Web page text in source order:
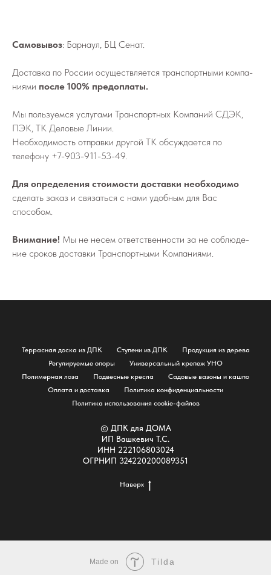
Самовывоз: Барнаул, БЦ Сенат.
До­став­ка по России осу­ществ­ля­ет­ся транс­порт­ны­ми ком­па­
ни­я­ми после 100% предоплаты.
Мы поль­зу­ем­ся услу­га­ми Транс­порт­ных Ком­па­ний СДЭК,
ПЭК, ТК Деловые Линии.
Не­об­хо­ди­мо­сть от­прав­ки дру­гой ТК об­суж­да­ет­ся по
телефону +7-903-911-53-49.
Для определения стоимости доставки необходимо
сделать заказ и связаться с нами удобным для Вас
способом.
Внимание! Мы не не­сем от­вет­ствен­но­сти за не со­блю­де­
ние сро­ков до­став­ки Транс­порт­ны­ми Ком­па­ни­я­ми.
Террасная доска из ДПК Ступени из ДПК
Продукция из дерева
Регулируемые опоры
Универсальный крепеж УНО
Полимерная лоза
Подвесные кресла
Садовые вазоны и кашпо
Оплата и доставка
Политика конфиденциальности
Политика использования cookie-файлов
© ДПК для ДОМА
ИП Вашкевич Т.С.
ИНН 222106803024
ОГРНИП 324220200089351
Наверх
Made on Tilda